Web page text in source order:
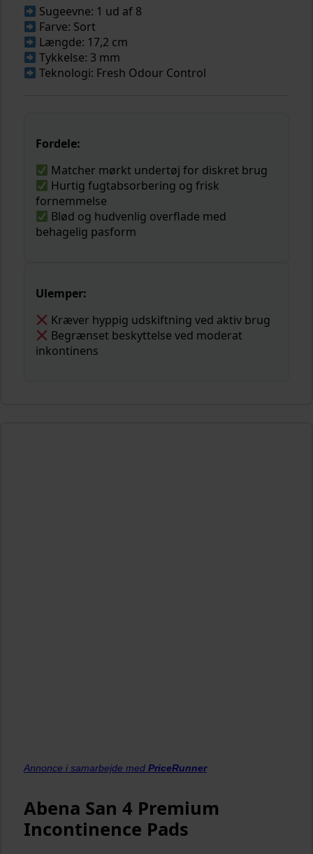
Sugeevne: 1 ud af 8
Farve: Sort
Længde: 17,2 cm
Tykkelse: 3 mm
Teknologi: Fresh Odour Control
Fordele:
Matcher mørkt undertøj for diskret brug
Hurtig fugtabsorbering og frisk
fornemmelse
Blød og hudvenlig overflade med
behagelig pasform
Ulemper:
Kræver hyppig udskiftning ved aktiv brug
Begrænset beskyttelse ved moderat
inkontinens
Annonce i samarbejde med PriceRunner
Abena San 4 Premium
Incontinence Pads